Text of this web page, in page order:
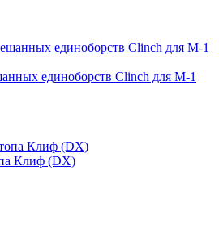
единоборств Clinch для M-1
Клиф (DX)